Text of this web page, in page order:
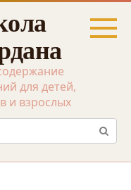
для детей,
и взрослых